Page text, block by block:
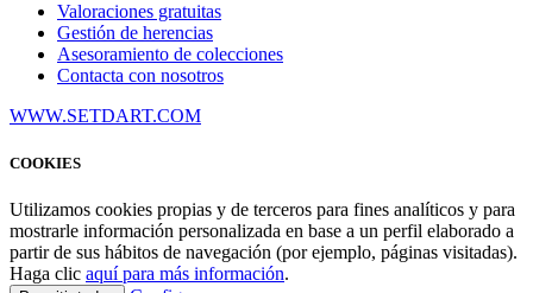
Valoraciones gratuitas
Gestión de herencias
Asesoramiento de colecciones
Contacta con nosotros
WWW.SETDART.COM
COOKIES
Utilizamos cookies propias y de terceros para fines analíticos y para
mostrarle información personalizada en base a un perfil elaborado a
partir de sus hábitos de navegación (por ejemplo, páginas visitadas).
Haga clic aquí para más información.